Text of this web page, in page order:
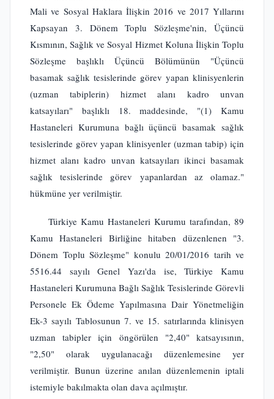
Mali ve Sosyal Haklara İlişkin 2016 ve 2017 Yıllarını
Kapsayan 3. Dönem Toplu Sözleşme'nin, Üçüncü
Kısmının, Sağlık ve Sosyal Hizmet Koluna İlişkin Toplu
Sözleşme başlıklı Üçüncü Bölümünün "Üçüncü
basamak sağlık tesislerinde görev yapan klinisyenlerin
(uzman tabiplerin) hizmet alanı kadro unvan
katsayıları" başlıklı 18. maddesinde, "(1) Kamu
Hastaneleri Kurumuna bağlı üçüncü basamak sağlık
tesislerinde görev yapan klinisyenler (uzman tabip) için
hizmet alanı kadro unvan katsayıları ikinci basamak
sağlık tesislerinde görev yapanlardan az olamaz."
hükmüne yer verilmiştir.
Türkiye Kamu Hastaneleri Kurumu tarafından, 89
Kamu Hastaneleri Birliğine hitaben düzenlenen "3.
Dönem Toplu Sözleşme" konulu 20/01/2016 tarih ve
5516.44 sayılı Genel Yazı'da ise, Türkiye Kamu
Hastaneleri Kurumuna Bağlı Sağlık Tesislerinde Görevli
Personele Ek Ödeme Yapılmasına Dair Yönetmeliğin
Ek-3 sayılı Tablosunun 7. ve 15. satırlarında klinisyen
uzman tabipler için öngörülen "2,40" katsayısının,
"2,50" olarak uygulanacağı düzenlemesine yer
verilmiştir. Bunun üzerine anılan düzenlemenin iptali
istemiyle bakılmakta olan dava açılmıştır.